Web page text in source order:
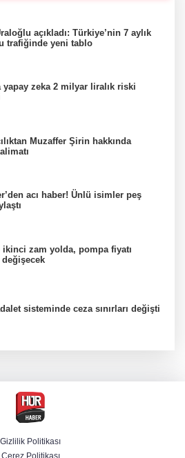
açıkladı: Türkiye’nin 7 aylık
trafiğinde yeni tablo
yapay zeka 2 milyar liralık riski
Muzaffer Şirin hakkında
acı haber! Ünlü isimler peş
ikinci zam yolda, pompa fiyatı
sisteminde ceza sınırları değişti
Ülkemize, milletimize, şehit
ve kahraman gazilerimize hayırlı
Gizlilik Politikası
Çerez Politikası